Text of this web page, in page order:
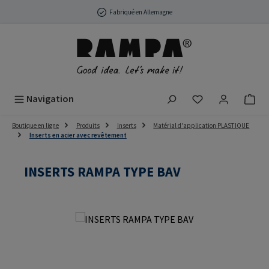
Passer au contenu principalFabriqué en Allemagne
Navigation Vous avez 0
Boutique en ligne Produits Inserts
Matérial d'application PLASTIQUE
Inserts en acier avec revêtement
INSERTS RAMPA TYPE BAV
Ignorer la galerie d'images